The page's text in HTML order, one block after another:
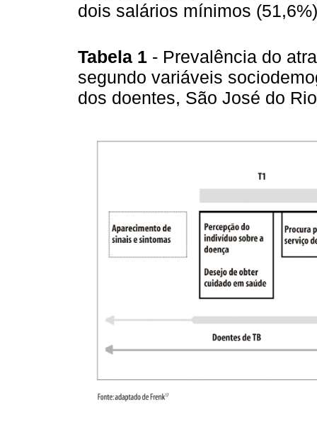
dois salários mínimos
Tabela 1 - Prevalência do
segundo variáveis
dos doentes, São José do